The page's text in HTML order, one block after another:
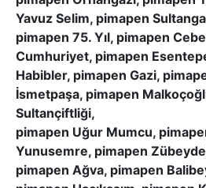
Yavuz Selim, pimapen
pimapen 75. Yıl, pimapen
Cumhuriyet, pimapen
Habibler, pimapen Gazi,
İsmetpaşa, pimapen
Sultançiftliği,
pimapen Uğur Mumcu,
Yunusemre, pimapen
pimapen Ağva, pimapen